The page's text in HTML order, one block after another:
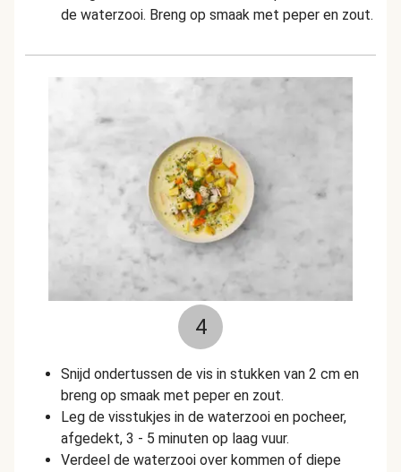
de waterzooi. Breng op smaak met peper en zout.
4
Snijd ondertussen de vis in stukken van 2 cm en
breng op smaak met peper en zout.
Leg de visstukjes in de waterzooi en pocheer,
afgedekt, 3 - 5 minuten op laag vuur.
Verdeel de waterzooi over kommen of diepe